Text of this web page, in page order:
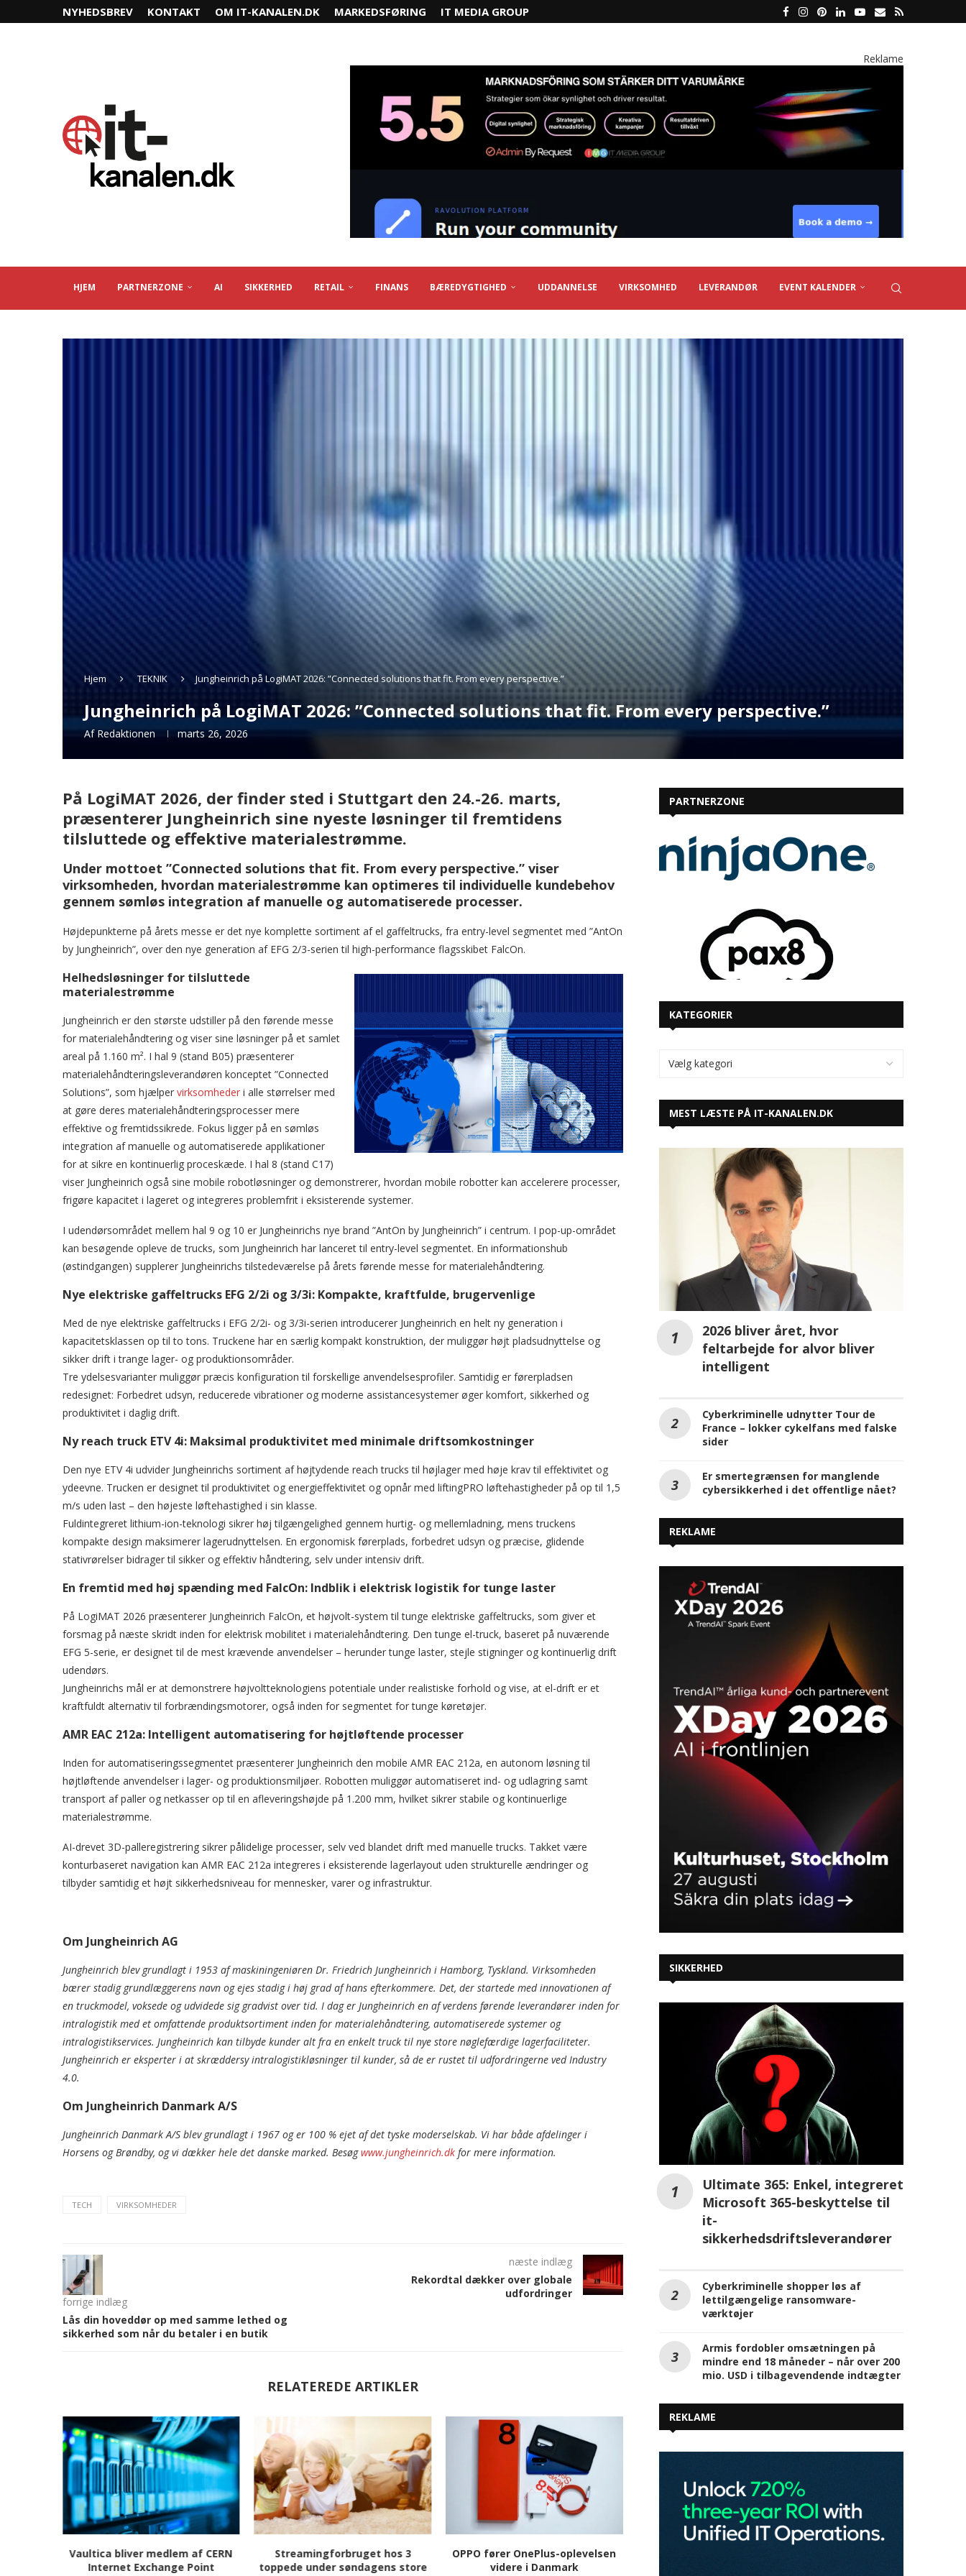
NYHEDSBREV KONTAKT OM IT-KANALEN.DK MARKEDSFØRING IT MEDIA GROUP
Reklame
HJEM PARTNERZONE AI SIKKERHED RETAIL FINANS BÆREDYGTIGHED UDDANNELSE VIRKSOMHED LEVERANDØR EVENT KALENDER
Hjem TEKNIK Jungheinrich på LogiMAT 2026: ”Connected solutions that fit. From every perspective.”
Jungheinrich på LogiMAT 2026: ”Connected solutions that fit. From every perspective.”
AfRedaktionen marts 26, 2026
På LogiMAT 2026, der finder sted i Stuttgart den 24.-26. marts,
præsenterer Jungheinrich sine nyeste løsninger til fremtidens
tilsluttede og effektive materialestrømme.
Under mottoet ”Connected solutions that fit. From every perspective.” viser
virksomheden, hvordan materialestrømme kan optimeres til individuelle kundebehov
gennem sømløs integration af manuelle og automatiserede processer.
Højdepunkterne på årets messe er det nye komplette sortiment af el gaffeltrucks, fra entry-level segmentet med ”AntOn
by Jungheinrich”, over den nye generation af EFG 2/3-serien til high-performance flagsskibet FalcOn.
Helhedsløsninger for tilsluttede
materialestrømme
Jungheinrich er den største udstiller på den førende messe
for materialehåndtering og viser sine løsninger på et samlet
areal på 1.160 m². I hal 9 (stand B05) præsenterer
materialehåndteringsleverandøren konceptet ”Connected
Solutions”, som hjælper virksomheder i alle størrelser med
at gøre deres materialehåndteringsprocesser mere
effektive og fremtidssikrede. Fokus ligger på en sømløs
integration af manuelle og automatiserede applikationer
for at sikre en kontinuerlig proceskæde. I hal 8 (stand C17)
viser Jungheinrich også sine mobile robotløsninger og demonstrerer, hvordan mobile robotter kan accelerere processer,
frigøre kapacitet i lageret og integreres problemfrit i eksisterende systemer.
I udendørsområdet mellem hal 9 og 10 er Jungheinrichs nye brand ”AntOn by Jungheinrich” i centrum. I pop-up-området
kan besøgende opleve de trucks, som Jungheinrich har lanceret til entry-level segmentet. En informationshub
(østindgangen) supplerer Jungheinrichs tilstedeværelse på årets førende messe for materialehåndtering.
Nye elektriske gaffeltrucks EFG 2/2i og 3/3i: Kompakte, kraftfulde, brugervenlige
Med de nye elektriske gaffeltrucks i EFG 2/2i- og 3/3i-serien introducerer Jungheinrich en helt ny generation i
kapacitetsklassen op til to tons. Truckene har en særlig kompakt konstruktion, der muliggør højt pladsudnyttelse og
sikker drift i trange lager- og produktionsområder.
Tre ydelsesvarianter muliggør præcis konfiguration til forskellige anvendelsesprofiler. Samtidig er førerpladsen
redesignet: Forbedret udsyn, reducerede vibrationer og moderne assistancesystemer øger komfort, sikkerhed og
produktivitet i daglig drift.
Ny reach truck ETV 4i: Maksimal produktivitet med minimale driftsomkostninger
Den nye ETV 4i udvider Jungheinrichs sortiment af højtydende reach trucks til højlager med høje krav til effektivitet og
ydeevne. Trucken er designet til produktivitet og energieffektivitet og opnår med liftingPRO løftehastigheder på op til 1,5
m/s uden last – den højeste løftehastighed i sin klasse.
Fuldintegreret lithium-ion-teknologi sikrer høj tilgængelighed gennem hurtig- og mellemladning, mens truckens
kompakte design maksimerer lagerudnyttelsen. En ergonomisk førerplads, forbedret udsyn og præcise, glidende
stativrørelser bidrager til sikker og effektiv håndtering, selv under intensiv drift.
En fremtid med høj spænding med FalcOn: Indblik i elektrisk logistik for tunge laster
På LogiMAT 2026 præsenterer Jungheinrich FalcOn, et højvolt-system til tunge elektriske gaffeltrucks, som giver et
forsmag på næste skridt inden for elektrisk mobilitet i materialehåndtering. Den tunge el-truck, baseret på nuværende
EFG 5-serie, er designet til de mest krævende anvendelser – herunder tunge laster, stejle stigninger og kontinuerlig drift
udendørs.
Jungheinrichs mål er at demonstrere højvoltteknologiens potentiale under realistiske forhold og vise, at el-drift er et
kraftfuldt alternativ til forbrændingsmotorer, også inden for segmentet for tunge køretøjer.
AMR EAC 212a: Intelligent automatisering for højtløftende processer
Inden for automatiseringssegmentet præsenterer Jungheinrich den mobile AMR EAC 212a, en autonom løsning til
højtløftende anvendelser i lager- og produktionsmiljøer. Robotten muliggør automatiseret ind- og udlagring samt
transport af paller og netkasser op til en afleveringshøjde på 1.200 mm, hvilket sikrer stabile og kontinuerlige
materialestrømme.
AI-drevet 3D-palleregistrering sikrer pålidelige processer, selv ved blandet drift med manuelle trucks. Takket være
konturbaseret navigation kan AMR EAC 212a integreres i eksisterende lagerlayout uden strukturelle ændringer og
tilbyder samtidig et højt sikkerhedsniveau for mennesker, varer og infrastruktur.
Om Jungheinrich AG
Jungheinrich blev grundlagt i 1953 af maskiningeniøren Dr. Friedrich Jungheinrich i Hamborg, Tyskland. Virksomheden
bærer stadig grundlæggerens navn og ejes stadig i høj grad af hans efterkommere. Det, der startede med innovationen af
en truckmodel, voksede og udvidede sig gradvist over tid. I dag er Jungheinrich en af verdens førende leverandører inden for
intralogistik med et omfattende produktsortiment inden for materialehåndtering, automatiserede systemer og
intralogistikservices. Jungheinrich kan tilbyde kunder alt fra en enkelt truck til nye store nøglefærdige lagerfaciliteter.
Jungheinrich er eksperter i at skræddersy intralogistikløsninger til kunder, så de er rustet til udfordringerne ved Industry
4.0.
Om Jungheinrich Danmark A/S
Jungheinrich Danmark A/S blev grundlagt i 1967 og er 100 % ejet af det tyske moderselskab. Vi har både afdelinger i
Horsens og Brøndby, og vi dækker hele det danske marked. Besøgwww.jungheinrich.dk for mere information.
TECH VIRKSOMHEDER
forrige indlæg
Lås din hoveddør op med samme lethed og
sikkerhed som når du betaler i en butik
næste indlæg
Rekordtal dækker over globale
udfordringer
RELATEREDE ARTIKLER
Vaultica bliver medlem af CERN
Internet Exchange Point
Streamingforbruget hos 3
toppede under søndagens store
OPPO fører OnePlus-oplevelsen
videre i Danmark
PARTNERZONE
KATEGORIER
MEST LÆSTE PÅ IT-KANALEN.DK
2026 bliver året, hvor
feltarbejde for alvor bliver
intelligent
Cyberkriminelle udnytter Tour de
France – lokker cykelfans med falske
sider
Er smertegrænsen for manglende
cybersikkerhed i det offentlige nået?
REKLAME
SIKKERHED
Ultimate 365: Enkel, integreret
Microsoft 365-beskyttelse til
it-
sikkerhedsdriftsleverandører
Cyberkriminelle shopper løs af
lettilgængelige ransomware-
værktøjer
Armis fordobler omsætningen på
mindre end 18 måneder – når over 200
mio. USD i tilbagevendende indtægter
REKLAME